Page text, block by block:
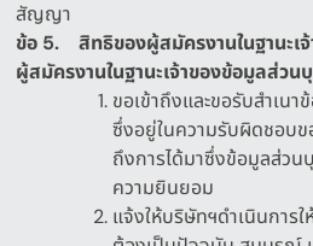
สัญญา
ข้อ 5.
สิทธิของผู้สมัครงานในฐานะ
ผู้สมัครงานในฐานะเจ้าของข้อมูลส่ว
ขอเข้าถึงและขอรับสำเน
ซึ่งอยู่ในความรับผิดชอบข
ถึงการได้มาซึ่งข้อมูลส่วน
ความยินยอม
แจ้งให้บริษัทฯดำเนินกา